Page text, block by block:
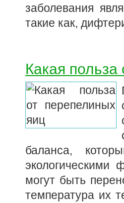
заболевания
такие как,
Какая
баланса,
экологическими
могут быть
температура их